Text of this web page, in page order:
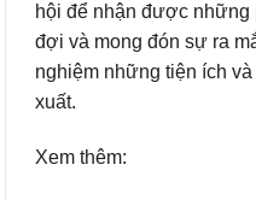
hội để nhận được những
đợi và mong đón sự ra
nghiệm những tiện ích
xuất.
Xem thêm: